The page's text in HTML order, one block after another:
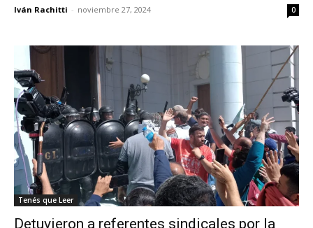
Iván Rachitti - noviembre 27, 2024 0
Tenés que Leer
Detuvieron a referentes sindicales por la